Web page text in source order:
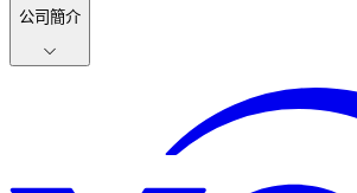
公司簡介